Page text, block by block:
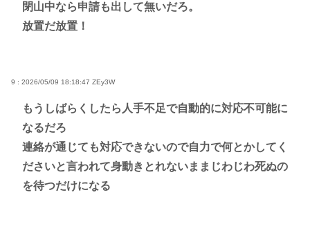
閉山中なら申請も出して無いだろ。
放置だ放置！
9 : 2026/05/09 18:18:47 ZEy3W
もうしばらくしたら人手不足で自動的に対応不可能に
なるだろ
連絡が通じても対応できないので自力で何とかしてく
ださいと言われて身動きとれないままじわじわ死ぬの
を待つだけになる